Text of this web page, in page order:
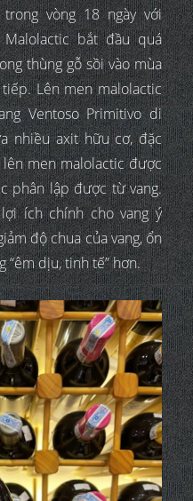
vòng 18 ngày với
Malolactic bắt đầu quá
thùng gỗ sồi vào mùa
Lên men malolactic
Ventoso Primitivo di
nhiều axit hữu cơ, đặc
men malolactic được
phân lập được từ vang.
ích chính cho vang ý
độ chua của vang, ổn
“êm dịu, tinh tế” hơn.